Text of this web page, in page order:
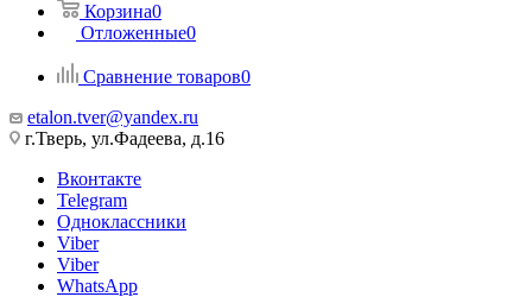
Корзина0
Отложенные0
Сравнение товаров0
etalon.tver@yandex.ru
г.Тверь, ул.Фадеева, д.16
Вконтакте
Telegram
Одноклассники
Viber
Viber
WhatsApp